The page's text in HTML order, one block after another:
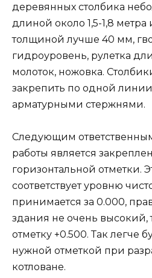
деревянных столбика
длиной около 1,5-1,8 метра
толщиной лучше 40 мм,
гидроуровень, рулетка
молоток, ножовка.
закрепить по одной
арматурными стержнями.
Следующим
работы является
горизонтальной отметки.
соответствует уровню
принимается за 0.000,
здания не очень высокий,
отметку +0.500. Так легче
нужной отметкой при
котловане.